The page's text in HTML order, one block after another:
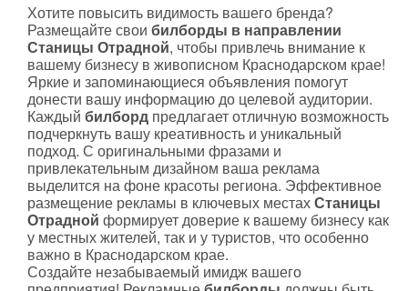
Хотите повысить видимость вашего бренда?
Размещайте своибилборды в направлении
Станицы Отрадной, чтобы привлечь внимание к
вашему бизнесу в живописном Краснодарском крае!
Яркие и запоминающиеся объявления помогут
донести вашу информацию до целевой аудитории.
Каждыйбилборд предлагает отличную возможность
подчеркнуть вашу креативность и уникальный
подход. С оригинальными фразами и
привлекательным дизайном ваша реклама
выделится на фоне красоты региона. Эффективное
размещение рекламы в ключевых местахСтаницы
Отрадной формирует доверие к вашему бизнесу как
у местных жителей, так и у туристов, что особенно
важно в Краснодарском крае.
Создайте незабываемый имидж вашего